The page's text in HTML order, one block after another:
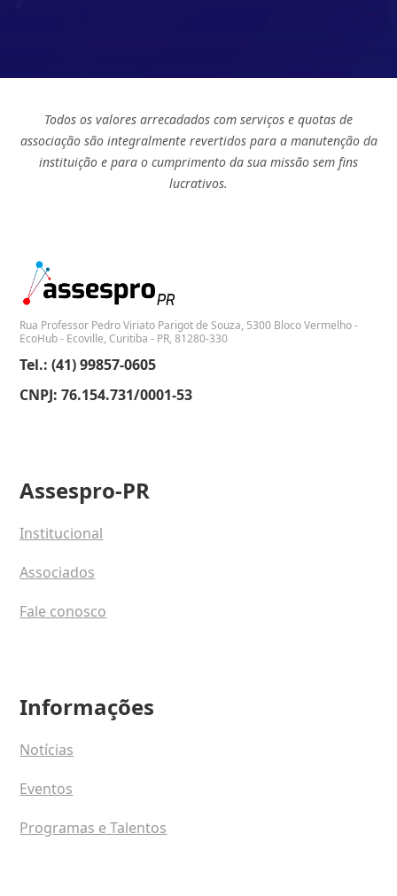
Todos os valores arrecadados com serviços e quotas de
associação são integralmente revertidos para a manutenção da
instituição e para o cumprimento da sua missão sem fins
lucrativos.
Rua Professor Pedro Viriato Parigot de Souza, 5300 Bloco Vermelho -
EcoHub - Ecoville, Curitiba - PR, 81280-330
Tel.: (41) 99857-0605
CNPJ: 76.154.731/0001-53
Assespro-PR
Institucional
Associados
Fale conosco
Informações
Notícias
Eventos
Programas e Talentos